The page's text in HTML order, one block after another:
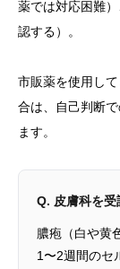
薬では対応困難
認する）。
市販薬を使用し
合は、自己判断
ます。
Q. 皮膚科を受
膿疱（白や黄
1〜2週間のセ